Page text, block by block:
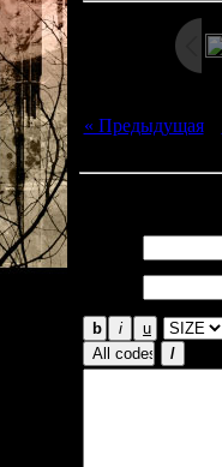
« Предыдущая|